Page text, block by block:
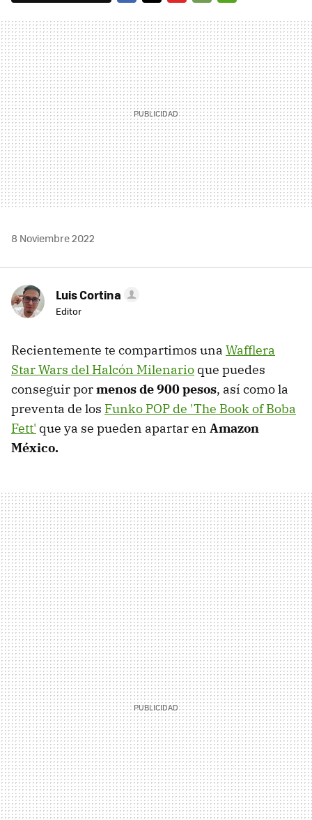
MAIL
8 Noviembre 2022
Luis Cortina
Editor
Recientemente te compartimos una Wafflera
Star Wars del Halcón Milenario que puedes
conseguir pormenos de 900 pesos, así como la
preventa de los Funko POP de 'The Book of Boba
Fett' que ya se pueden apartar en Amazon
México.